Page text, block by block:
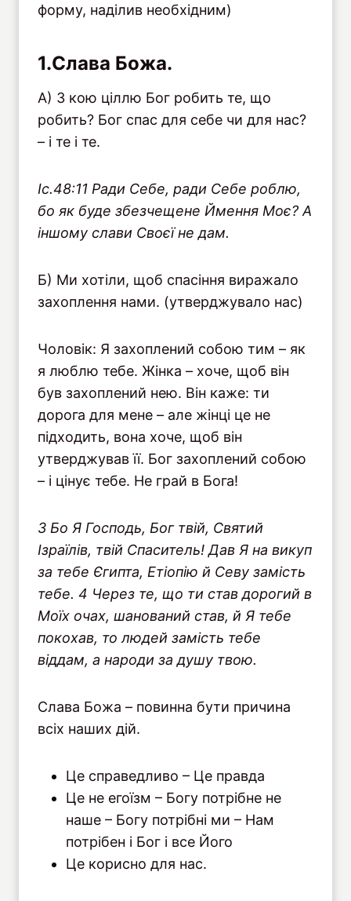
форму, наділив необхідним)
1.Слава Божа.
А) З кою ціллю Бог робить те, що
робить? Бог спас для себе чи для нас?
– і те і те.
Iс.48:11 Ради Себе, ради Себе роблю,
бо як буде збезчещене Ймення Моє? А
іншому слави Своєї не дам.
Б) Ми хотіли, щоб спасіння виражало
захоплення нами. (утверджувало нас)
Чоловік: Я захоплений собою тим – як
я люблю тебе. Жінка – хоче, щоб він
був захоплений нею. Він каже: ти
дорога для мене – але жінці це не
підходить, вона хоче, щоб він
утверджував її. Бог захоплений собою
– і цінує тебе. Не грай в Бога!
3 Бо Я Господь, Бог твій, Святий
Ізраїлів, твій Спаситель! Дав Я на викуп
за тебе Єгипта, Етіопію й Севу замість
тебе. 4 Через те, що ти став дорогий в
Моїх очах, шанований став, й Я тебе
покохав, то людей замість тебе
віддам, а народи за душу твою.
Слава Божа – повинна бути причина
всіх наших дій.
Це справедливо – Це правда
Це не егоїзм – Богу потрібне не
наше – Богу потрібні ми – Нам
потрібен і Бог і все Його
Це корисно для нас.